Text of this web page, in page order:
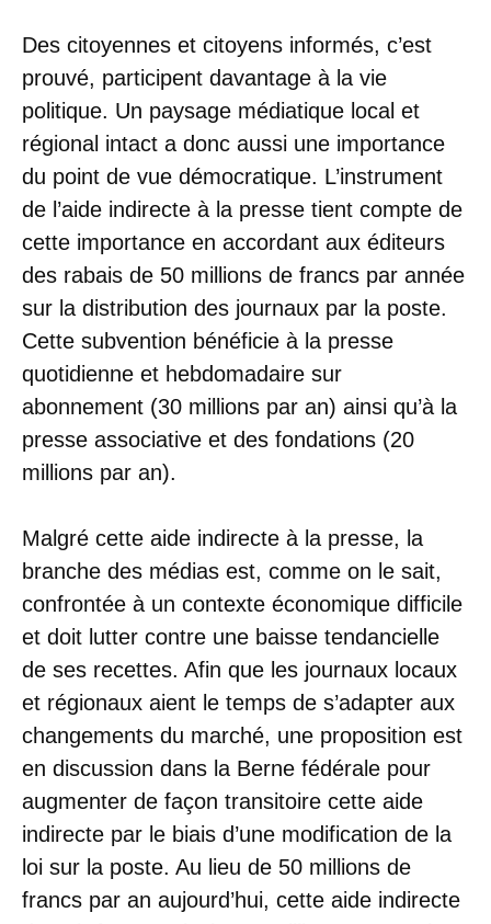
Des citoyennes et citoyens informés, c’est
prouvé, participent davantage à la vie
politique. Un paysage médiatique local et
régional intact a donc aussi une importance
du point de vue démocratique. L’instrument
de l’aide indirecte à la presse tient compte de
cette importance en accordant aux éditeurs
des rabais de 50 millions de francs par année
sur la distribution des journaux par la poste.
Cette subvention bénéficie à la presse
quotidienne et hebdomadaire sur
abonnement (30 millions par an) ainsi qu’à la
presse associative et des fondations (20
millions par an).
Malgré cette aide indirecte à la presse, la
branche des médias est, comme on le sait,
confrontée à un contexte économique difficile
et doit lutter contre une baisse tendancielle
de ses recettes. Afin que les journaux locaux
et régionaux aient le temps de s’adapter aux
changements du marché, une proposition est
en discussion dans la Berne fédérale pour
augmenter de façon transitoire cette aide
indirecte par le biais d’une modification de la
loi sur la poste. Au lieu de 50 millions de
francs par an aujourd’hui, cette aide indirecte